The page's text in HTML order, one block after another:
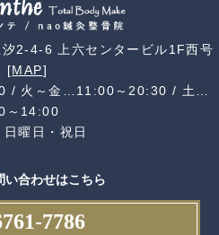
2-4-6 上六センタービル1F西号
[MAP]
/ 火～金…11:00～20:30 / 土…
～14:00
曜日・祝日
い合わせはこちら
7786